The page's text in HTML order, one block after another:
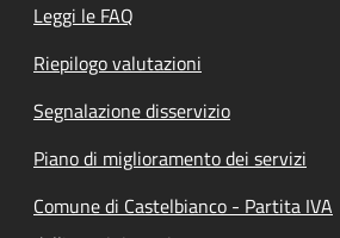
Leggi le FAQ
Riepilogo valutazioni
Segnalazione disservizio
Piano di miglioramento dei servizi
Comune di Castelbianco - Partita IVA